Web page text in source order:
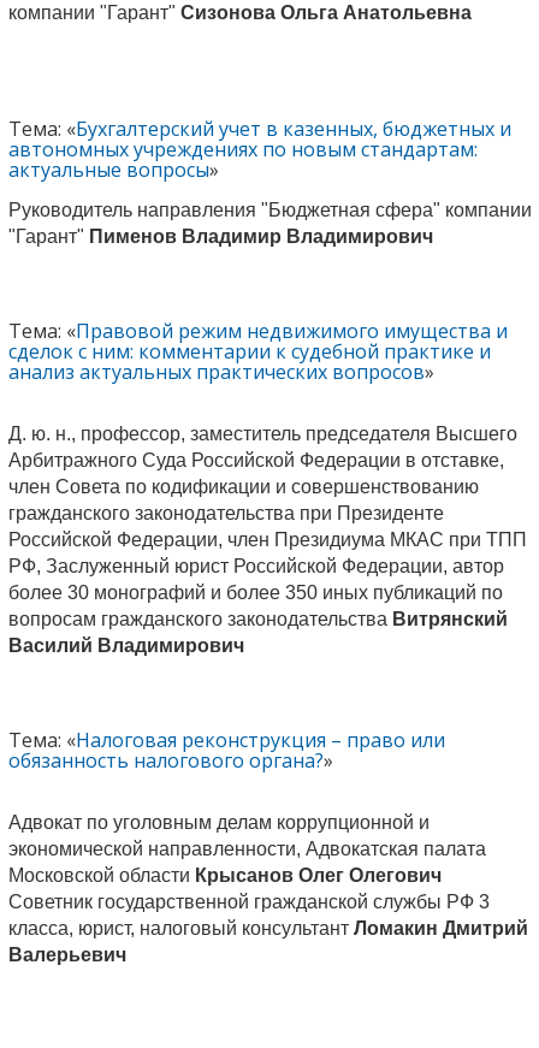
компании "Гарант" Сизонова Ольга Анатольевна
Тема: «Бухгалтерский учет в казенных, бюджетных и
автономных учреждениях по новым стандартам:
актуальные вопросы»
Руководитель направления "Бюджетная сфера" компании
"Гарант" Пименов Владимир Владимирович
Тема: «Правовой режим недвижимого имущества и
сделок с ним: комментарии к судебной практике и
анализ актуальных практических вопросов»
Д. ю. н., профессор, заместитель председателя Высшего
Арбитражного Суда Российской Федерации в отставке,
член Совета по кодификации и совершенствованию
гражданского законодательства при Президенте
Российской Федерации, член Президиума МКАС при ТПП
РФ, Заслуженный юрист Российской Федерации, автор
более 30 монографий и более 350 иных публикаций по
вопросам гражданского законодательства Витрянский
Василий Владимирович
Тема: «Налоговая реконструкция – право или
обязанность налогового органа?»
Адвокат по уголовным делам коррупционной и
экономической направленности, Адвокатская палата
Московской области Крысанов Олег Олегович
Советник государственной гражданской службы РФ 3
класса, юрист, налоговый консультант Ломакин Дмитрий
Валерьевич